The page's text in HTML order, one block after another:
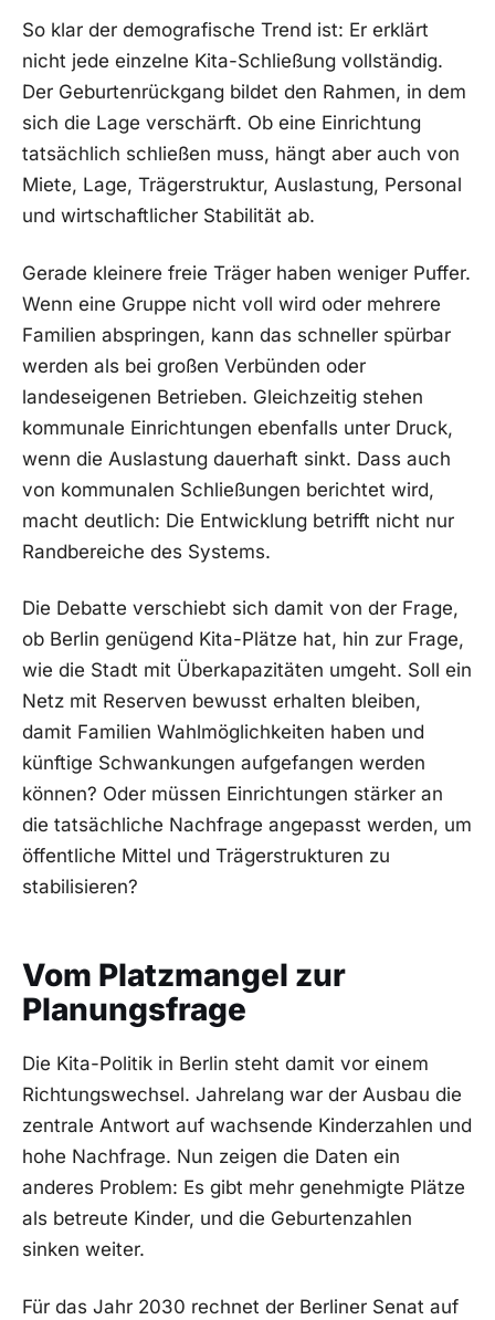
So klar der demografische Trend ist: Er erklärt
nicht jede einzelne Kita-Schließung vollständig.
Der Geburtenrückgang bildet den Rahmen, in dem
sich die Lage verschärft. Ob eine Einrichtung
tatsächlich schließen muss, hängt aber auch von
Miete, Lage, Trägerstruktur, Auslastung, Personal
und wirtschaftlicher Stabilität ab.
Gerade kleinere freie Träger haben weniger Puffer.
Wenn eine Gruppe nicht voll wird oder mehrere
Familien abspringen, kann das schneller spürbar
werden als bei großen Verbünden oder
landeseigenen Betrieben. Gleichzeitig stehen
kommunale Einrichtungen ebenfalls unter Druck,
wenn die Auslastung dauerhaft sinkt. Dass auch
von kommunalen Schließungen berichtet wird,
macht deutlich: Die Entwicklung betrifft nicht nur
Randbereiche des Systems.
Die Debatte verschiebt sich damit von der Frage,
ob Berlin genügend Kita-Plätze hat, hin zur Frage,
wie die Stadt mit Überkapazitäten umgeht. Soll ein
Netz mit Reserven bewusst erhalten bleiben,
damit Familien Wahlmöglichkeiten haben und
künftige Schwankungen aufgefangen werden
können? Oder müssen Einrichtungen stärker an
die tatsächliche Nachfrage angepasst werden, um
öffentliche Mittel und Trägerstrukturen zu
stabilisieren?
Vom Platzmangel zur
Planungsfrage
Die Kita-Politik in Berlin steht damit vor einem
Richtungswechsel. Jahrelang war der Ausbau die
zentrale Antwort auf wachsende Kinderzahlen und
hohe Nachfrage. Nun zeigen die Daten ein
anderes Problem: Es gibt mehr genehmigte Plätze
als betreute Kinder, und die Geburtenzahlen
sinken weiter.
Für das Jahr 2030 rechnet der Berliner Senat auf